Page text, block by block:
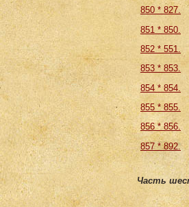
850 * 827.
851 * 850.
852 * 551.
853 * 853.
854 * 854.
855 * 855.
856 * 856.
857 * 892.
Часть